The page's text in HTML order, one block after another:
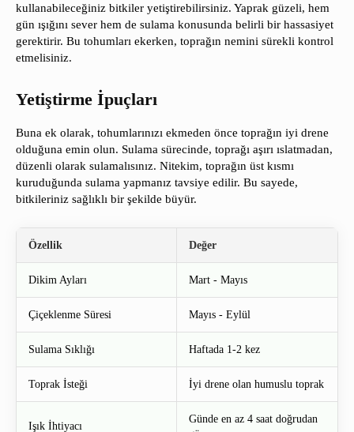
kullanabileceğiniz bitkiler yetiştirebilirsiniz. Yaprak güzeli, hem
gün ışığını sever hem de sulama konusunda belirli bir hassasiyet
gerektirir. Bu tohumları ekerken, toprağın nemini sürekli kontrol
etmelisiniz.
Yetiştirme İpuçları
Buna ek olarak, tohumlarınızı ekmeden önce toprağın iyi drene
olduğuna emin olun. Sulama sürecinde, toprağı aşırı ıslatmadan,
düzenli olarak sulamalısınız. Nitekim, toprağın üst kısmı
kuruduğunda sulama yapmanız tavsiye edilir. Bu sayede,
bitkileriniz sağlıklı bir şekilde büyür.
Özellik Değer
Dikim Ayları Mart - Mayıs
Çiçeklenme Süresi Mayıs - Eylül
Sulama Sıklığı Haftada 1-2 kez
Toprak İsteği İyi drene olan humuslu toprak
Işık İhtiyacı
Günde en az 4 saat doğrudan